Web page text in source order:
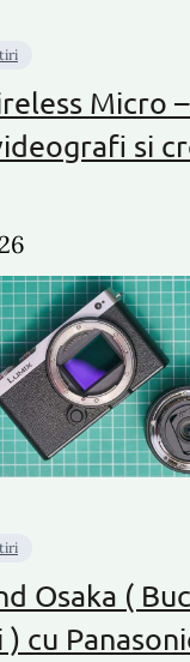
Micro
si
Osaka (
cu